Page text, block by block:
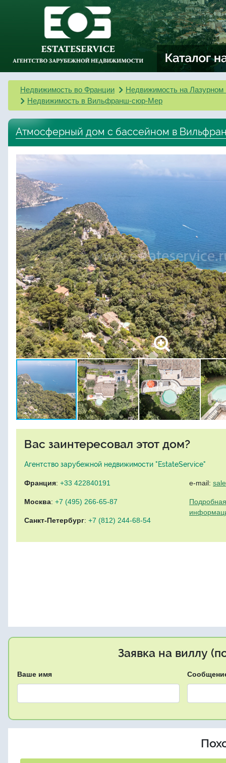
Недвижимость во Франции
Недвижимость на Лазурном
Недвижимость в Вильфранш-сюр-Мер
Атмосферный дом с бассейном в
Вас заинтересовал этот дом?
Агентство зарубежной недвижимости "EstateService"
Франция: +33 422840191
Москва: +7 (495) 266-65-87
Санкт-Петербург: +7 (812) 244-68-54
e-mail:
Заявка на виллу
Ваше имя